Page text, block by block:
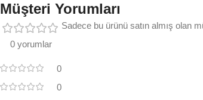
Müşteri Yorumları
0 yorumlar
0
0
Sadece bu ürünü satın almış olan